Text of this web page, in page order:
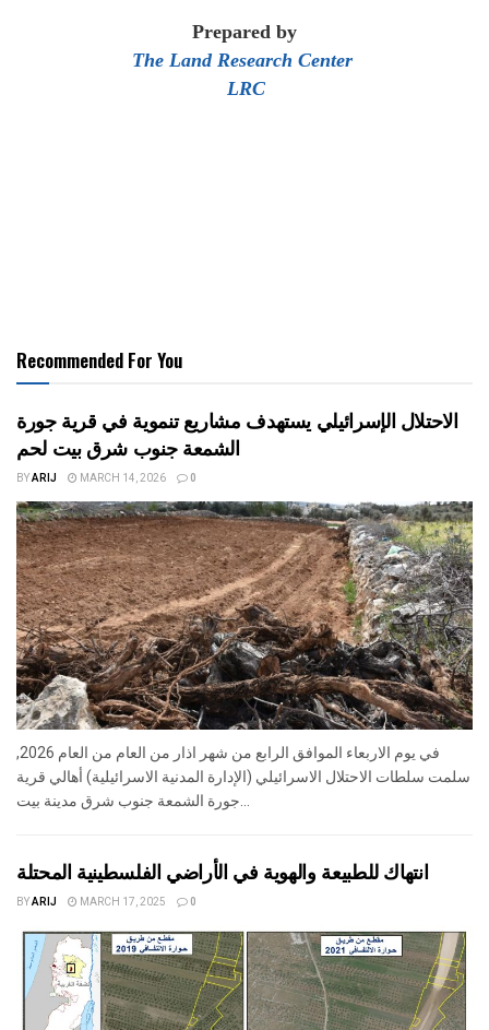
Prepared by
The Land Research Center
LRC
Recommended For You
الاحتلال الإسرائيلي يستهدف مشاريع تنموية في قرية جورة
الشمعة جنوب شرق بيت لحم
BYARIJ MARCH 14, 2026 0
في يوم الاربعاء الموافق الرابع من شهر اذار من العام من العام 2026,
سلمت سلطات الاحتلال الاسرائيلي (الإدارة المدنية الاسرائيلية) أهالي قرية
جورة الشمعة جنوب شرق مدينة بيت...
انتهاك للطبيعة والهوية في الأراضي الفلسطينية المحتلة
BYARIJ MARCH 17, 2025 0